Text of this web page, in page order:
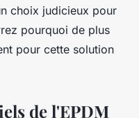
choix judicieux pour
pourquoi de plus
pour cette solution
de l'EPDM